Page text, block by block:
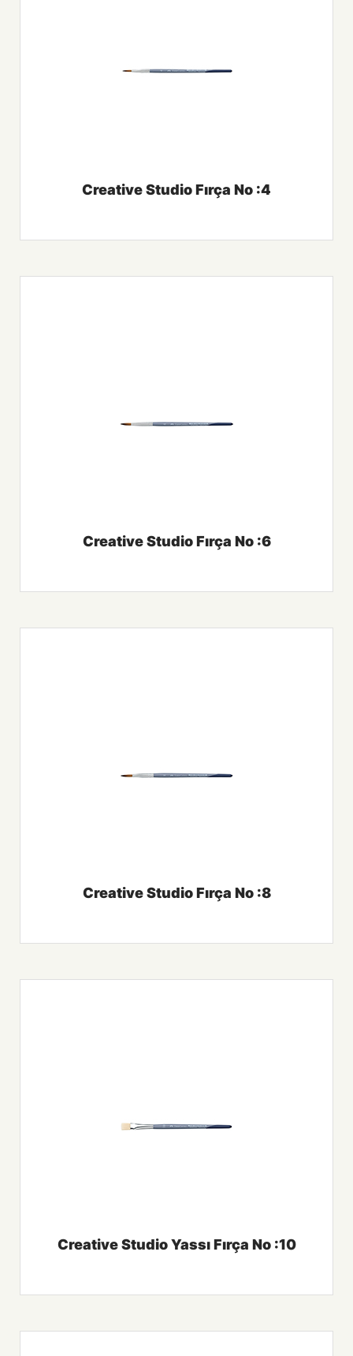
Creative Studio Fırça No :4
Creative Studio Fırça No :6
Creative Studio Fırça No :8
Creative Studio Yassı Fırça No :10